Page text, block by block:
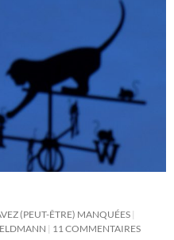
(PEUT-ÊTRE) MANQUÉES
11 COMMENTAIRES